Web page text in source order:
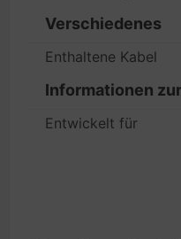
Verschiedenes
Enthaltene Kabel
Informationen
Entwickelt für